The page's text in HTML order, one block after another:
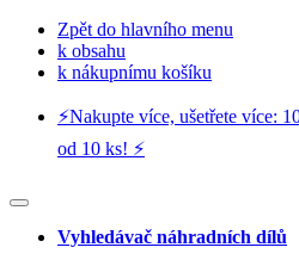
Zpět do hlavního menu
k obsahu
k nákupnímu košíku
⚡️Nakupte více, ušetřete více:
od 10 ks! ⚡️
Vyhledávač náhradních dílů